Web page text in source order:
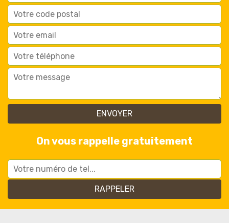
On vous rappelle gratuitement